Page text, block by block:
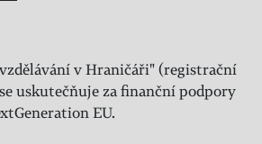
v Hraničáři" (registrační
uskutečňuje za finanční podpory
EU.